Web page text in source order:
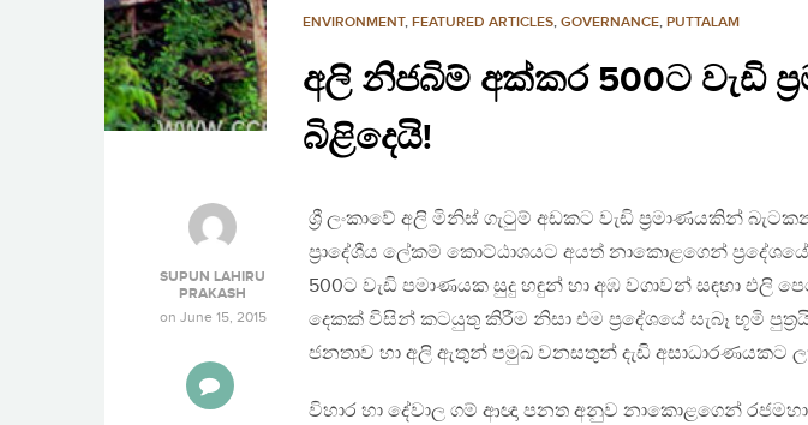
ENVIRONMENT, FEATURED ARTICLES, GOVERNANCE, PUTTALAM
අලි නිජබිම් අක්කර 500ට වැඩි
බිළිදෙයි!
SUPUN LAHIRU
PRAKASH
on June 15, 2015
ශ්‍රී ලංකාවේ අලි මිනිස් ගැටුම් අඩකට වැඩි ප්‍රමාණයකින්
ප්‍රාදේශීය ලේකම් කොට්ඨාශයට අයත් නාකොළගෙන්
500ට වැඩි පමාණයක සුදු හඳුන් හා අඹ වගාවන් සඳහා එලි
දෙකක් විසින් කටයුතු කිරීම නිසා එම ප්‍රදේශයේ සැබෑ භූමි
ජනතාව හා අලි ඇතුන් පමුඛ වනසතුන් දැඩි අසාධාරණයකට
විහාර හා දේවාල ගම් ආඥා පනත අනුව නාකොළගෙන්